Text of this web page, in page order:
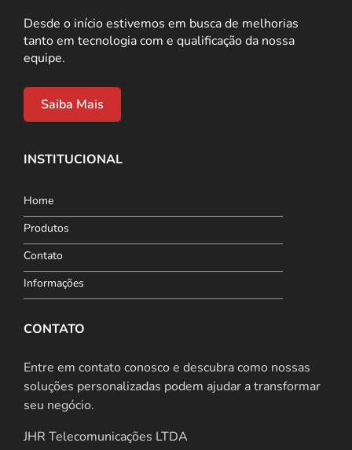
Desde o início estivemos em busca de melhorias
tanto em tecnologia com e qualificação da nossa
equipe.
Saiba Mais
INSTITUCIONAL
Home
Produtos
Contato
Informações
CONTATO
Entre em contato conosco e descubra como nossas
soluções personalizadas podem ajudar a transformar
seu negócio.
JHR Telecomunicações LTDA